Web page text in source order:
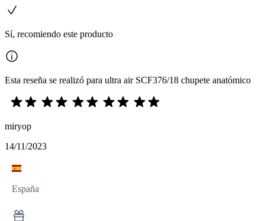
Sí, recomiendo este producto
Esta reseña se realizó para ultra air SCF376/18 chupete anatómico
miryop
14/11/2023
España